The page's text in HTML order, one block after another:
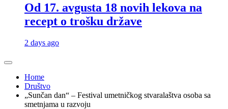
Od 17. avgusta 18 novih lekova na
recept o trošku države
2 days ago
Home
Društvo
„Sunčan dan“ – Festival umetničkog stvaralaštva osoba sa
smetnjama u razvoju